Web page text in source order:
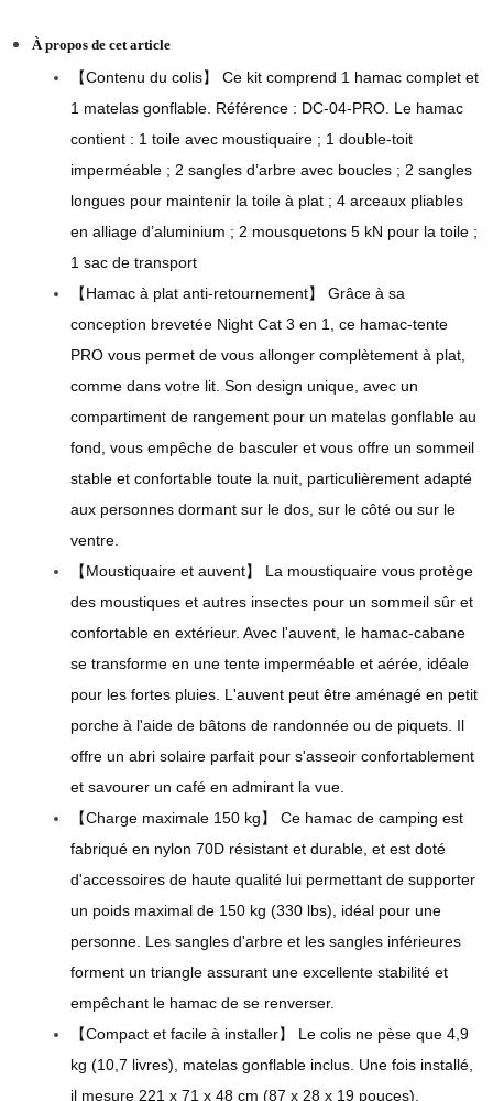
À propos de cet article
【Contenu du colis】 Ce kit comprend 1 hamac complet et
1 matelas gonflable. Référence : DC-04-PRO. Le hamac
contient : 1 toile avec moustiquaire ; 1 double-toit
imperméable ; 2 sangles d’arbre avec boucles ; 2 sangles
longues pour maintenir la toile à plat ; 4 arceaux pliables
en alliage d’aluminium ; 2 mousquetons 5 kN pour la toile ;
1 sac de transport
【Hamac à plat anti-retournement】 Grâce à sa
conception brevetée Night Cat 3 en 1, ce hamac-tente
PRO vous permet de vous allonger complètement à plat,
comme dans votre lit. Son design unique, avec un
compartiment de rangement pour un matelas gonflable au
fond, vous empêche de basculer et vous offre un sommeil
stable et confortable toute la nuit, particulièrement adapté
aux personnes dormant sur le dos, sur le côté ou sur le
ventre.
【Moustiquaire et auvent】 La moustiquaire vous protège
des moustiques et autres insectes pour un sommeil sûr et
confortable en extérieur. Avec l'auvent, le hamac-cabane
se transforme en une tente imperméable et aérée, idéale
pour les fortes pluies. L'auvent peut être aménagé en petit
porche à l'aide de bâtons de randonnée ou de piquets. Il
offre un abri solaire parfait pour s'asseoir confortablement
et savourer un café en admirant la vue.
【Charge maximale 150 kg】 Ce hamac de camping est
fabriqué en nylon 70D résistant et durable, et est doté
d'accessoires de haute qualité lui permettant de supporter
un poids maximal de 150 kg (330 lbs), idéal pour une
personne. Les sangles d'arbre et les sangles inférieures
forment un triangle assurant une excellente stabilité et
empêchant le hamac de se renverser.
【Compact et facile à installer】 Le colis ne pèse que 4,9
kg (10,7 livres), matelas gonflable inclus. Une fois installé,
il mesure 221 x 71 x 48 cm (87 x 28 x 19 pouces).